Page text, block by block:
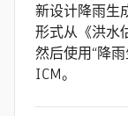
新设计降雨生
形式从《洪水
然后使用“降
ICM。